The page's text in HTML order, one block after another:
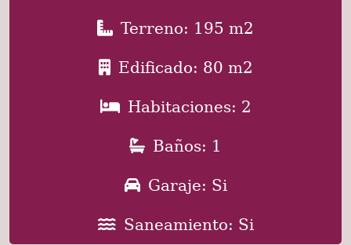
Terreno: 195 m2
Edificado: 80 m2
Habitaciones: 2
Baños: 1
Garaje: Si
Saneamiento: Si